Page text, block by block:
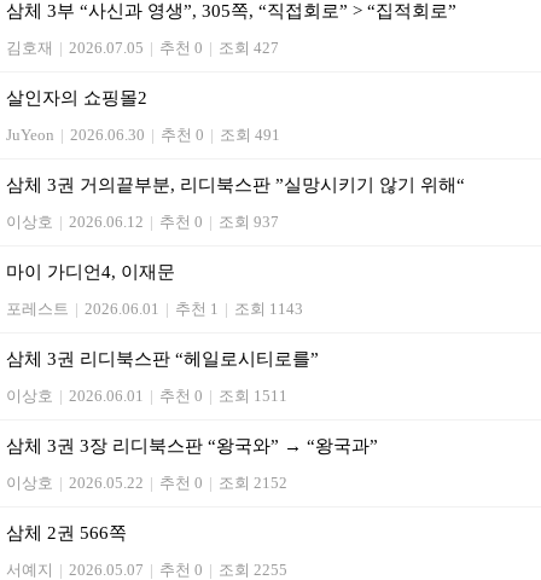
삼체 3부 “사신과 영생”, 305쪽, “직접회로” > “집적회로”
김호재 | 2026.07.05 | 추천 0 | 조회 427
살인자의 쇼핑몰2
JuYeon | 2026.06.30 | 추천 0 | 조회 491
삼체 3권 거의끝부분, 리디북스판 ”실망시키기 않기 위해“
이상호 | 2026.06.12 | 추천 0 | 조회 937
마이 가디언4, 이재문
포레스트 | 2026.06.01 | 추천 1 | 조회 1143
삼체 3권 리디북스판 “헤일로시티로를”
이상호 | 2026.06.01 | 추천 0 | 조회 1511
삼체 3권 3장 리디북스판 “왕국와” → “왕국과”
이상호 | 2026.05.22 | 추천 0 | 조회 2152
삼체 2권 566쪽
서예지 | 2026.05.07 | 추천 0 | 조회 2255